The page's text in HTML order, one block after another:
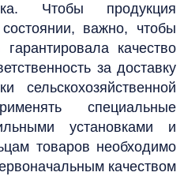
Чтобы продукция
важно, чтобы
качество
за доставку
сельскохозяйственной
специальные
установками и
товаров необходимо
качеством